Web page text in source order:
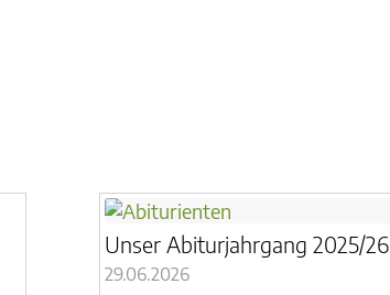
Unser Abiturjahrgang 2025/26
29.06.2026